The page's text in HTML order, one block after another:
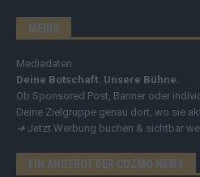
MEDIA
Mediadaten
Deine Botschaft. Unsere Bühne.
Ob Sponsored Post, Banner oder
Deine Zielgruppe genau dort, wo sie
➔ Jetzt Werbung buchen & sichtbar
EIN ANGEBOT DER COZMO NEWS